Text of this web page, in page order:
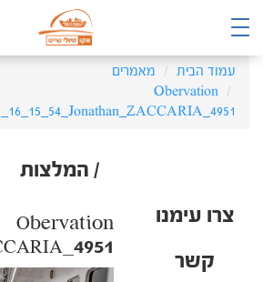
עמוד הבית
מאמרים
Obervation
/ המלצות
צרו עימנו
קשר
Obervation